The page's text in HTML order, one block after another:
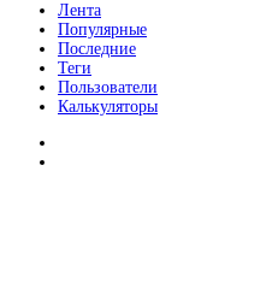
Лента
Популярные
Последние
Теги
Пользователи
Калькуляторы